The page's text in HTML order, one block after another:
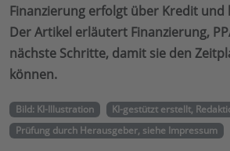
Finanzierung erfolgt über Kredit und
Der Artikel erläutert Finanzierung,
nächste Schritte, damit sie den
können.
Bild: KI-Illustration
KI-gestützt erstellt,
Prüfung durch Herausgeber, siehe Impressum